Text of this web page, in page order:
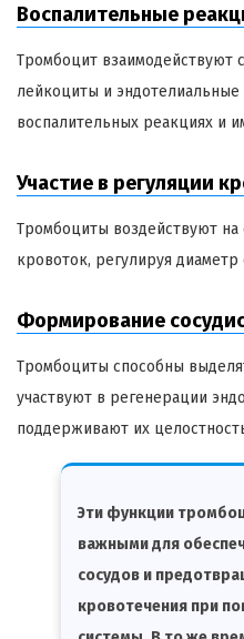
Воспалительные
Тромбоцит взаимодействуют
лейкоциты и эндотелиальные
воспалительных реакциях и
Участие в регуляции
Тромбоциты воздействуют на
кровоток, регулируя диаметр
Формирование
Тромбоциты способны
участвуют в регенерации
поддерживают их
Эти функции
важными для
сосудов и
кровотечения при